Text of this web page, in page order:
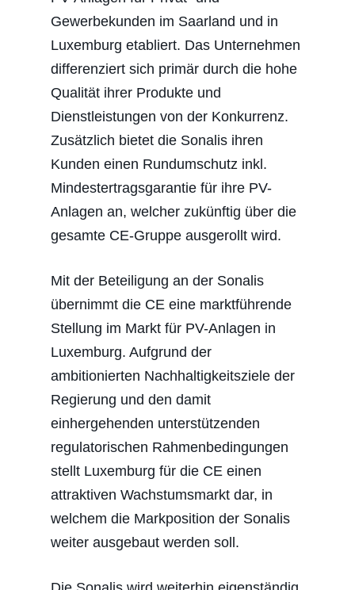
Gewerbekunden im Saarland und in
Luxemburg etabliert. Das Unternehmen
differenziert sich primär durch die hohe
Qualität ihrer Produkte und
Dienstleistungen von der Konkurrenz.
Zusätzlich bietet die Sonalis ihren
Kunden einen Rundumschutz inkl.
Mindestertragsgarantie für ihre PV-
Anlagen an, welcher zukünftig über die
gesamte CE-Gruppe ausgerollt wird.
Mit der Beteiligung an der Sonalis
übernimmt die CE eine marktführende
Stellung im Markt für PV-Anlagen in
Luxemburg. Aufgrund der
ambitionierten Nachhaltigkeitsziele der
Regierung und den damit
einhergehenden unterstützenden
regulatorischen Rahmenbedingungen
stellt Luxemburg für die CE einen
attraktiven Wachstumsmarkt dar, in
welchem die Markposition der Sonalis
weiter ausgebaut werden soll.